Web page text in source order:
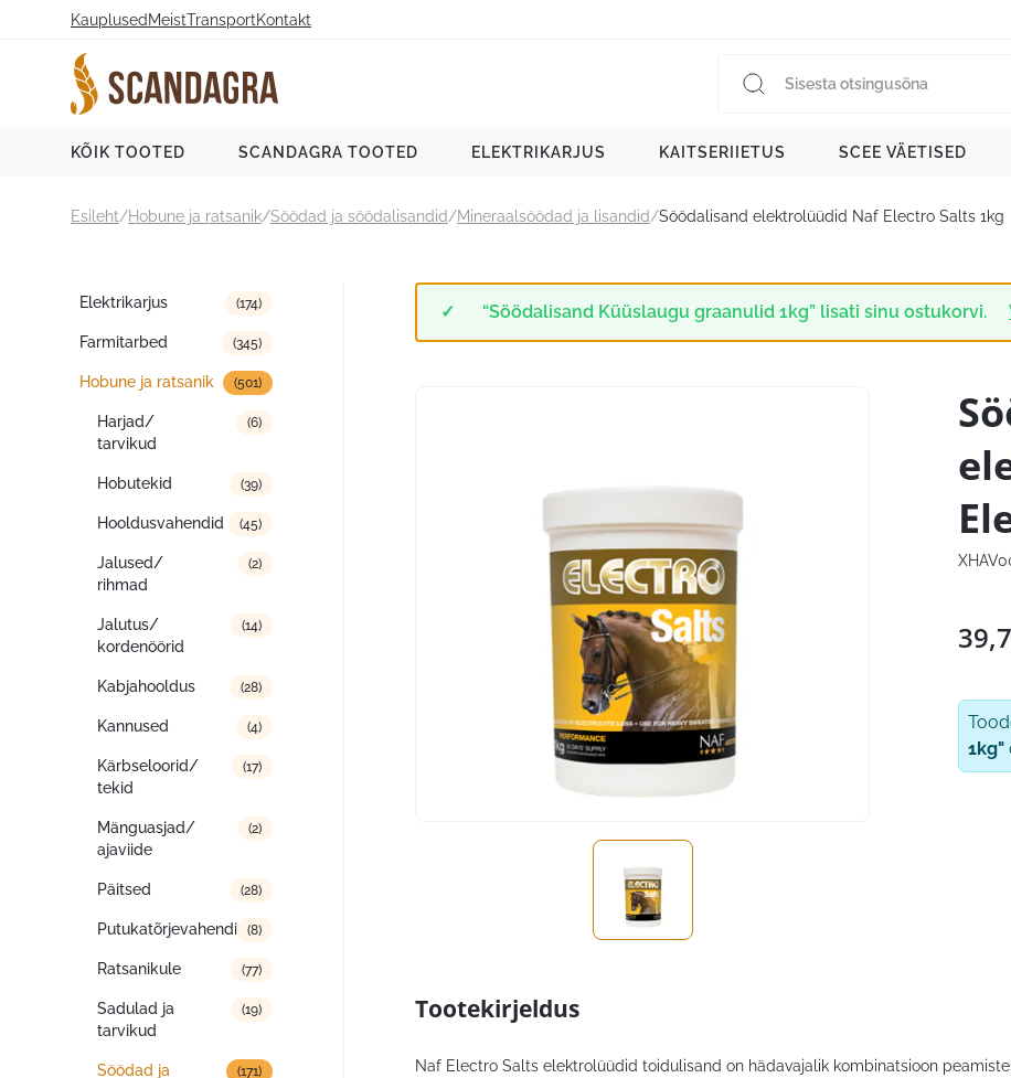
Kauplused MeistTransportKontakt
KÕIK TOOTED SCANDAGRA TOOTED ELEKTRIKARJUS KAITSERIIETUS SCEE VÄETISED
Esileht/Hobune ja ratsanik/Söödad ja söödalisandid/Mineraalsöödad ja lisandid/Söödalisand elektrolüüdid Naf Electro Salts 1kg
Tootekategooriad
Elektrikarjus (174)
Farmitarbed (345)
Hobune ja ratsanik (501)
Harjad/
tarvikud
(6)
Hobutekid (39)
Hooldusvahendid (45)
Jalused/
rihmad
(2)
Jalutus/
kordenöörid
(14)
Kabjahooldus (28)
Kannused (4)
Kärbseloorid/
tekid
(17)
Mänguasjad/
ajaviide
(2)
Päitsed (28)
Putukatõrjevahendid (8)
Ratsanikule (77)
Sadulad ja
tarvikud
(19)
Söödad ja
(171)
“Söödalisand Küüslaugu graanulid 1kg” lisati sinu ostukorvi.
1kg"
Tootekirjeldus
Naf Electro Salts elektrolüüdid toidulisand on hädavajalik kombinatsioon